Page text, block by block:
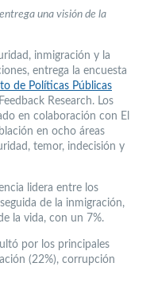
una visión de la
inmigración y la
entrega la encuesta
de Políticas Públicas
Research. Los
en colaboración con El
en ocho áreas
temor, indecisión y
lidera entre los
de la inmigración,
la vida, con un 7%.
por los principales
(22%), corrupción